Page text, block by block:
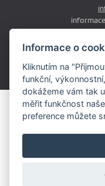
Informace o
Kliknutím na
funkční,
dokážeme vám tak
měřit funkčnost
preference můžete
Pá:
Obsah stránek je
textů či fotografii